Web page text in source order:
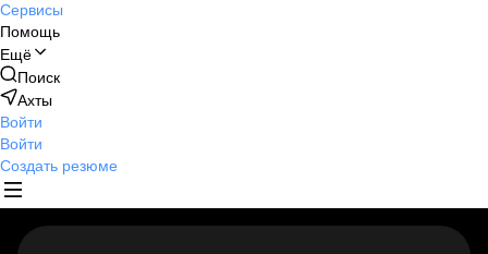
Сервисы
Помощь
Ещё
Поиск
Ахты
Войти
Войти
Создать резюме